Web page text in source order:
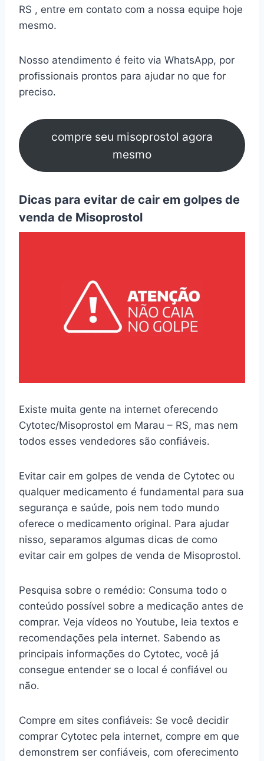
RS , entre em contato com a nossa equipe hoje
mesmo.
Nosso atendimento é feito via WhatsApp, por
profissionais prontos para ajudar no que for
preciso.
compre seu misoprostol agora
mesmo
Dicas para evitar de cair em golpes de
venda de Misoprostol
Existe muita gente na internet oferecendo
Cytotec/Misoprostol em Marau – RS, mas nem
todos esses vendedores são confiáveis.
Evitar cair em golpes de venda de Cytotec ou
qualquer medicamento é fundamental para sua
segurança e saúde, pois nem todo mundo
oferece o medicamento original. Para ajudar
nisso, separamos algumas dicas de como
evitar cair em golpes de venda de Misoprostol.
Pesquisa sobre o remédio: Consuma todo o
conteúdo possível sobre a medicação antes de
comprar. Veja vídeos no Youtube, leia textos e
recomendações pela internet. Sabendo as
principais informações do Cytotec, você já
consegue entender se o local é confiável ou
não.
Compre em sites confiáveis: Se você decidir
comprar Cytotec pela internet, compre em que
demonstrem ser confiáveis, com oferecimento